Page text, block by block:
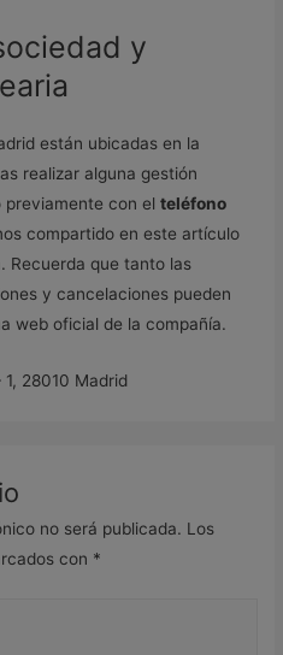
y
están ubicadas en la
realizar alguna gestión
previamente con elteléfono
compartido en este artículo
Recuerda que tanto las
y cancelaciones pueden
web oficial de la compañía.
1, 28010 Madrid
no será publicada. Los
con *